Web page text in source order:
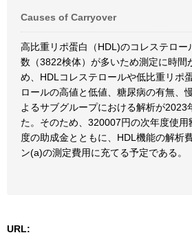
Causes of Carryover
高比重リポ蛋白（HDL)のコレステロー
数（3822検体）が多いため測定に時間
め、HDLコレステロールや低比重リポ
ロールの高値と低値、糖尿病の有無、
よるサブグループにおける解析が2023
た。そのため、320007円の次年度使
度の助成金とともに、HDL機能の解析
ン(a)の測定費用に充てる予定である。
URL: